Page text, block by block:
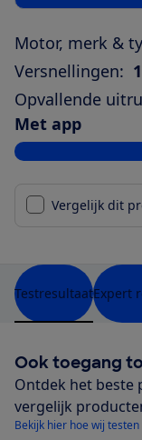
Motor, merk &
Versnellingen:
Opvallende
Met app
Bekijk alle
Vergelijk dit
TestresultaatExpert
Ook toegang
Ontdek het beste
vergelijk
Bekijk hier hoe wij testen